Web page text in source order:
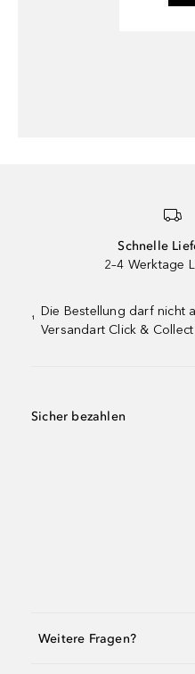
Schnelle
2–4 Werktage
¹
Die Bestellung darf nicht
Versandart Click &
Sicher bezahlen
Weitere Fragen?